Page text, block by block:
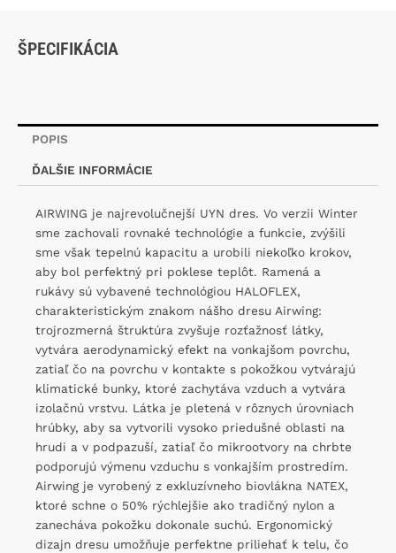
ŠPECIFIKÁCIA
POPIS
ĎALŠIE INFORMÁCIE
AIRWING je najrevolučnejší UYN dres. Vo verzii Winter
sme zachovali rovnaké technológie a funkcie, zvýšili
sme však tepelnú kapacitu a urobili niekoľko krokov,
aby bol perfektný pri poklese teplôt. Ramená a
rukávy sú vybavené technológiou HALOFLEX,
charakteristickým znakom nášho dresu Airwing:
trojrozmerná štruktúra zvyšuje rozťažnosť látky,
vytvára aerodynamický efekt na vonkajšom povrchu,
zatiaľ čo na povrchu v kontakte s pokožkou vytvárajú
klimatické bunky, ktoré zachytáva vzduch a vytvára
izolačnú vrstvu. Látka je pletená v rôznych úrovniach
hrúbky, aby sa vytvorili vysoko priedušné oblasti na
hrudi a v podpazuší, zatiaľ čo mikrootvory na chrbte
podporujú výmenu vzduchu s vonkajším prostredím.
Airwing je vyrobený z exkluzívneho biovlákna NATEX,
ktoré schne o 50% rýchlejšie ako tradičný nylon a
zanecháva pokožku dokonale suchú. Ergonomický
dizajn dresu umožňuje perfektne priliehať k telu, čo